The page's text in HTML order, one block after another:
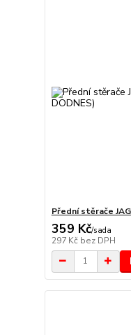
Přední stěrače
359 Kč/sada
297 Kč bez DPH